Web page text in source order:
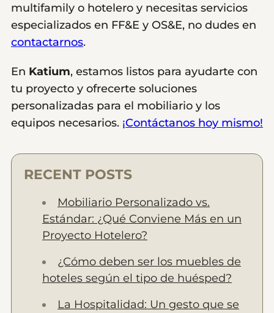
multifamily o hotelero y necesitas servicios
especializados en FF&E y OS&E, no dudes en
contactarnos.
En Katium, estamos listos para ayudarte con
tu proyecto y ofrecerte soluciones
personalizadas para el mobiliario y los
equipos necesarios. ¡Contáctanos hoy mismo!
RECENT POSTS
Mobiliario Personalizado vs.
Estándar: ¿Qué Conviene Más en un
Proyecto Hotelero?
¿Cómo deben ser los muebles de
hoteles según el tipo de huésped?
La Hospitalidad: Un gesto que se